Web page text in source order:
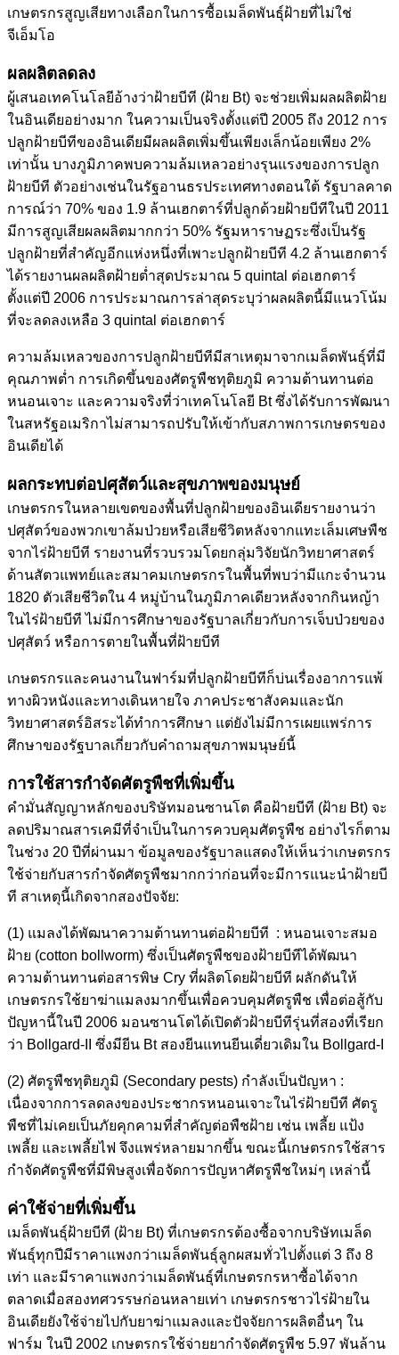
เกษตรกรสูญเสียทางเลือกในการซื้อเมล็ดพันธุ์ฝ้ายที่ไม่ใช่
จีเอ็มโอ
ผลผลิตลดลง
ผู้เสนอเทคโนโลยีอ้างว่าฝ้ายบีที (ฝ้าย Bt) จะช่วยเพิ่มผลผลิตฝ้าย
ในอินเดียอย่างมาก ในความเป็นจริงตั้งแต่ปี 2005 ถึง 2012 การ
ปลูกฝ้ายบีทีของอินเดียมีผลผลิตเพิ่มขึ้นเพียงเล็กน้อยเพียง 2%
เท่านั้น บางภูมิภาคพบความล้มเหลวอย่างรุนแรงของการปลูก
ฝ้ายบีที ตัวอย่างเช่นในรัฐอานธรประเทศทางตอนใต้ รัฐบาลคาด
การณ์ว่า 70% ของ 1.9 ล้านเฮกตาร์ที่ปลูกด้วยฝ้ายบีทีในปี 2011
มีการสูญเสียผลผลิตมากกว่า 50% รัฐมหาราษฏระซึ่งเป็นรัฐ
ปลูกฝ้ายที่สำคัญอีกแห่งหนึ่งที่เพาะปลูกฝ้ายบีที 4.2 ล้านเฮกตาร์
ได้รายงานผลผลิตฝ้ายต่ำสุดประมาณ 5 quintal ต่อเฮกตาร์
ตั้งแต่ปี 2006 การประมาณการล่าสุดระบุว่าผลผลิตนี้มีแนวโน้ม
ที่จะลดลงเหลือ 3 quintal ต่อเฮกตาร์
ความล้มเหลวของการปลูกฝ้ายบีทีมีสาเหตุมาจากเมล็ดพันธุ์ที่มี
คุณภาพต่ำ การเกิดขึ้นของศัตรูพืชทุติยภูมิ ความต้านทานต่อ
หนอนเจาะ และความจริงที่ว่าเทคโนโลยี Bt ซึ่งได้รับการพัฒนา
ในสหรัฐอเมริกาไม่สามารถปรับให้เข้ากับสภาพการเกษตรของ
อินเดียได้
ผลกระทบต่อปศุสัตว์และสุขภาพของมนุษย์
เกษตรกรในหลายเขตของพื้นที่ปลูกฝ้ายของอินเดียรายงานว่า
ปศุสัตว์ของพวกเขาล้มป่วยหรือเสียชีวิตหลังจากแทะเล็มเศษพืช
จากไร่ฝ้ายบีที รายงานที่รวบรวมโดยกลุ่มวิจัยนักวิทยาศาสตร์
ด้านสัตวแพทย์และสมาคมเกษตรกรในพื้นที่พบว่ามีแกะจำนวน
1820 ตัวเสียชีวิตใน 4 หมู่บ้านในภูมิภาคเดียวหลังจากกินหญ้า
ในไร่ฝ้ายบีที ไม่มีการศึกษาของรัฐบาลเกี่ยวกับการเจ็บป่วยของ
ปศุสัตว์ หรือการตายในพื้นที่ฝ้ายบีที
เกษตรกรและคนงานในฟาร์มที่ปลูกฝ้ายบีทีก็บ่นเรื่องอาการแพ้
ทางผิวหนังและทางเดินหายใจ ภาคประชาสังคมและนัก
วิทยาศาสตร์อิสระได้ทำการศึกษา แต่ยังไม่มีการเผยแพร่การ
ศึกษาของรัฐบาลเกี่ยวกับคำถามสุขภาพมนุษย์นี้
การใช้สารกำจัดศัตรูพืชที่เพิ่มขึ้น
คำมั่นสัญญาหลักของบริษัทมอนซานโต คือฝ้ายบีที (ฝ้าย Bt) จะ
ลดปริมาณสารเคมีที่จำเป็นในการควบคุมศัตรูพืช อย่างไรก็ตาม
ในช่วง 20 ปีที่ผ่านมา ข้อมูลของรัฐบาลแสดงให้เห็นว่าเกษตรกร
ใช้จ่ายกับสารกำจัดศัตรูพืชมากกว่าก่อนที่จะมีการแนะนำฝ้ายบี
ที สาเหตุนี้เกิดจากสองปัจจัย:
(1) แมลงได้พัฒนาความต้านทานต่อฝ้ายบีที : หนอนเจาะสมอ
ฝ้าย (cotton bollworm) ซึ่งเป็นศัตรูพืชของฝ้ายบีทีได้พัฒนา
ความต้านทานต่อสารพิษ Cry ที่ผลิตโดยฝ้ายบีที ผลักดันให้
เกษตรกรใช้ยาฆ่าแมลงมากขึ้นเพื่อควบคุมศัตรูพืช เพื่อต่อสู้กับ
ปัญหานี้ในปี 2006 มอนซานโตได้เปิดตัวฝ้ายบีทีรุ่นที่สองที่เรียก
ว่า Bollgard-II ซึ่งมียีน Bt สองยีนแทนยีนเดี่ยวเดิมใน Bollgard-I
(2) ศัตรูพืชทุติยภูมิ (Secondary pests) กำลังเป็นปัญหา :
เนื่องจากการลดลงของประชากรหนอนเจาะในไร่ฝ้ายบีที ศัตรู
พืชที่ไม่เคยเป็นภัยคุกคามที่สำคัญต่อพืชฝ้าย เช่น เพลี้ย แป้ง
เพลี้ย และเพลี้ยไฟ จึงแพร่หลายมากขึ้น ขณะนี้เกษตรกรใช้สาร
กำจัดศัตรูพืชที่มีพิษสูงเพื่อจัดการปัญหาศัตรูพืชใหม่ๆ เหล่านี้
ค่าใช้จ่ายที่เพิ่มขึ้น
เมล็ดพันธุ์ฝ้ายบีที (ฝ้าย Bt) ที่เกษตรกรต้องซื้อจากบริษัทเมล็ด
พันธุ์ทุกปีมีราคาแพงกว่าเมล็ดพันธุ์ลูกผสมทั่วไปตั้งแต่ 3 ถึง 8
เท่า และมีราคาแพงกว่าเมล็ดพันธุ์ที่เกษตรกรหาซื้อได้จาก
ตลาดเมื่อสองทศวรรษก่อนหลายเท่า เกษตรกรชาวไร่ฝ้ายใน
อินเดียยังใช้จ่ายไปกับยาฆ่าแมลงและปัจจัยการผลิตอื่นๆ ใน
ฟาร์ม ในปี 2002 เกษตรกรใช้จ่ายยากำจัดศัตรูพืช 5.97 พันล้าน